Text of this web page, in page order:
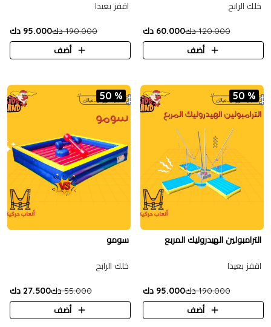
خلك الرابح
120.000 دك
60.000 دك
أضف
اقفز بعيدا
190.000 دك
95.000 دك
أضف
50 %
الترامبولين الهيدروليك المربع
اقفز بعيدا
190.000 دك
95.000 دك
أضف
50 %
سومو
خلك الرابح
55.000 دك
27.500 دك
أضف